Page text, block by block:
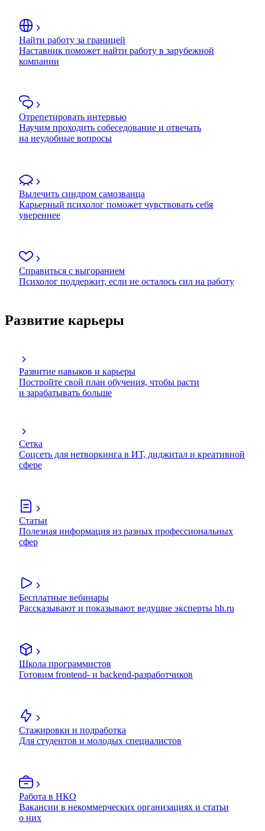
Найти работу за границей
Наставник поможет найти работу в зарубежной
компании
Отрепетировать интервью
Научим проходить собеседование и отвечать
на неудобные вопросы
Вылечить синдром самозванца
Карьерный психолог поможет чувствовать себя
увереннее
Справиться с выгоранием
Психолог поддержит, если не осталось сил на работу
Развитие карьеры
Развитие навыков и карьеры
Постройте свой план обучения, чтобы расти
и зарабатывать больше
Сетка
Соцсеть для нетворкинга в ИТ, диджитал и креативной
сфере
Статьи
Полезная информация из разных профессиональных
сфер
Бесплатные вебинары
Рассказывают и показывают ведущие эксперты hh.ru
Школа программистов
Готовим frontend- и backend-разработчиков
Стажировки и подработка
Для студентов и молодых специалистов
Работа в НКО
Вакансии в некоммерческих организациях и статьи
о них